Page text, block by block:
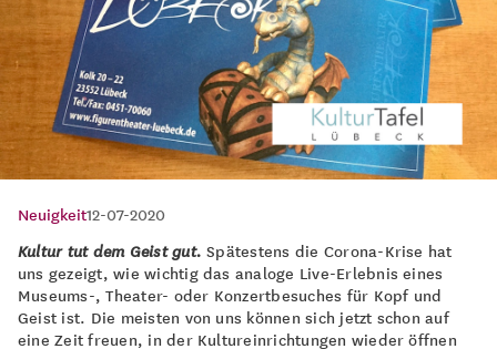
Neuigkeit12-07-2020
Kultur tut dem Geist gut. Spätestens die Corona-Krise hat
uns gezeigt, wie wichtig das analoge Live-Erlebnis eines
Museums-, Theater- oder Konzertbesuches für Kopf und
Geist ist. Die meisten von uns können sich jetzt schon auf
eine Zeit freuen, in der Kultureinrichtungen wieder öffnen